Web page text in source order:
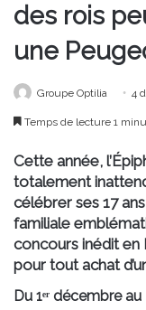
des rois
une
Groupe Optilia 4
Temps de lecture 1
Cette année,
totalement
célébrer ses 17
familiale
concours inédit en
pour tout achat
Du 1ᵉʳ décembre